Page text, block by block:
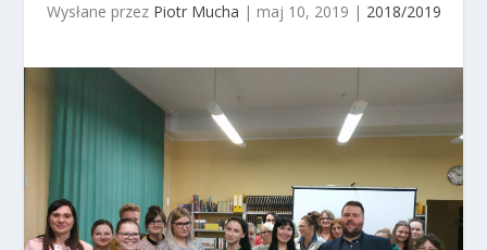
Wysłane przez Piotr Mucha | maj 10, 2019 | 2018/2019